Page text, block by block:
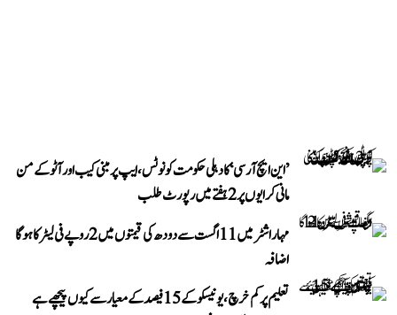
’این ایچ آر سی‘ کا دہلی حکومت کو نوٹس، ایپ پر مبنی کیب اور آٹو کے من
مانی کرایوں پر 2 ہفتے میں رپورٹ طلب
مہاراشٹر میں 11 اگست سے دودھ کی قیمتوں میں 2 روپے فی لیٹر کا ہوگا
اضافہ
تعلیم پر کم خرچ، یونیسکو کے 15 فیصد کے معیار سے کیوں پیچھے ہے